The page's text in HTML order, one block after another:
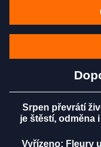
Srpen převrátí
je štěstí, odměna
Vyřízeno: Fleury